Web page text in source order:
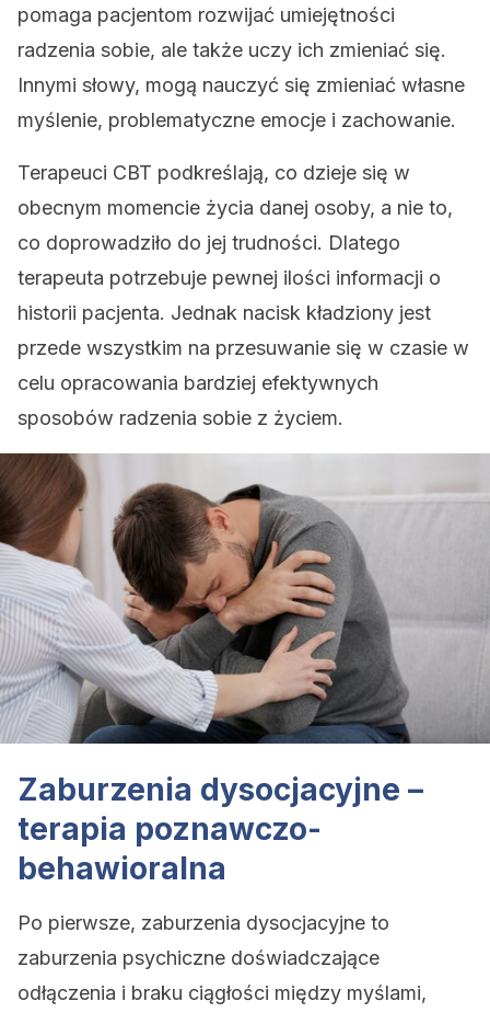
pomaga pacjentom rozwijać umiejętności
radzenia sobie, ale także uczy ich zmieniać się.
Innymi słowy, mogą nauczyć się zmieniać własne
myślenie, problematyczne emocje i zachowanie.
Terapeuci CBT podkreślają, co dzieje się w
obecnym momencie życia danej osoby, a nie to,
co doprowadziło do jej trudności. Dlatego
terapeuta potrzebuje pewnej ilości informacji o
historii pacjenta. Jednak nacisk kładziony jest
przede wszystkim na przesuwanie się w czasie w
celu opracowania bardziej efektywnych
sposobów radzenia sobie z życiem.
Zaburzenia dysocjacyjne –
terapia poznawczo-
behawioralna
Po pierwsze, zaburzenia dysocjacyjne to
zaburzenia psychiczne doświadczające
odłączenia i braku ciągłości między myślami,